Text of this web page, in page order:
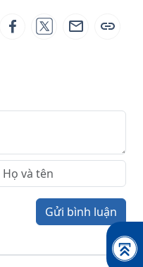
Gửi bình luận